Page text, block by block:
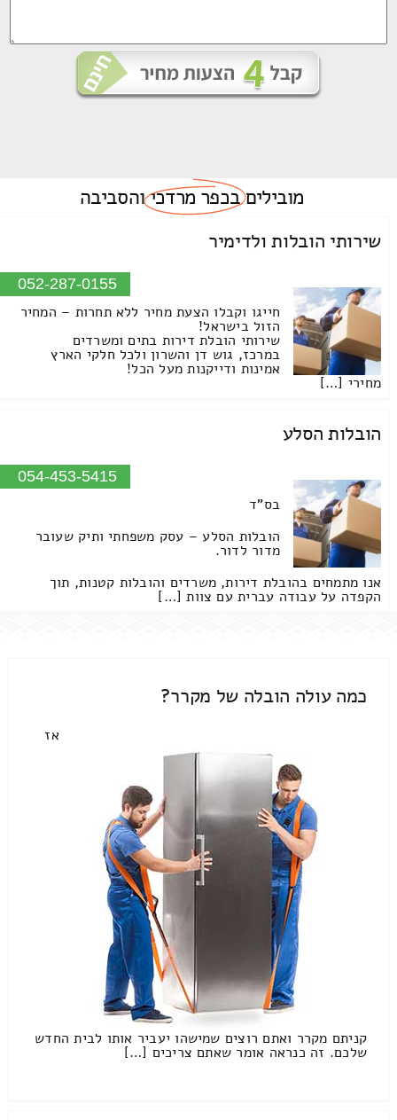
מוביליםבכפר מרדכיוהסביבה
שירותי הובלות ולדימיר
052-287-0155
חייגו וקבלו הצעת מחיר ללא תחרות – המחיר
הזול בישראל!
שירותי הובלת דירות בתים ומשרדים
במרכז, גוש דן והשרון ולכל חלקי הארץ
אמינות ודייקנות מעל הכל!
מחירי […]
הובלות הסלע
054-453-5415
בס"ד
הובלות הסלע – עסק משפחתי ותיק שעובר
מדור לדור.
אנו מתמחים בהובלת דירות, משרדים והובלות קטנות, תוך
הקפדה על עבודה עברית עם צוות […]
כמה עולה הובלה של מקרר?
אז
קניתם מקרר ואתם רוצים שמישהו יעביר אותו לבית החדש
שלכם. זה כנראה אומר שאתם צריכים […]